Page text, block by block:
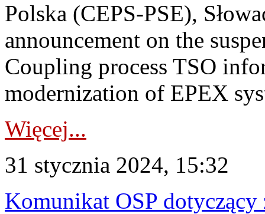
Polska (CEPS-PSE),
announcement on the
Coupling process TSO
modernization of EPEX
Więcej...
31 stycznia 2024, 15:32
Komunikat OSP dotyczący